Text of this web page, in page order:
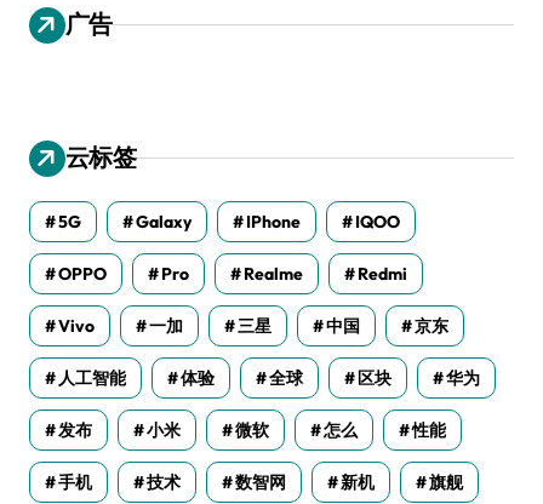
广告
云标签
5G Galaxy IPhone IQOO
OPPO Pro Realme Redmi
Vivo 一加 三星 中国 京东
人工智能 体验 全球 区块 华为
发布 小米 微软 怎么 性能
手机 技术 数智网 新机 旗舰